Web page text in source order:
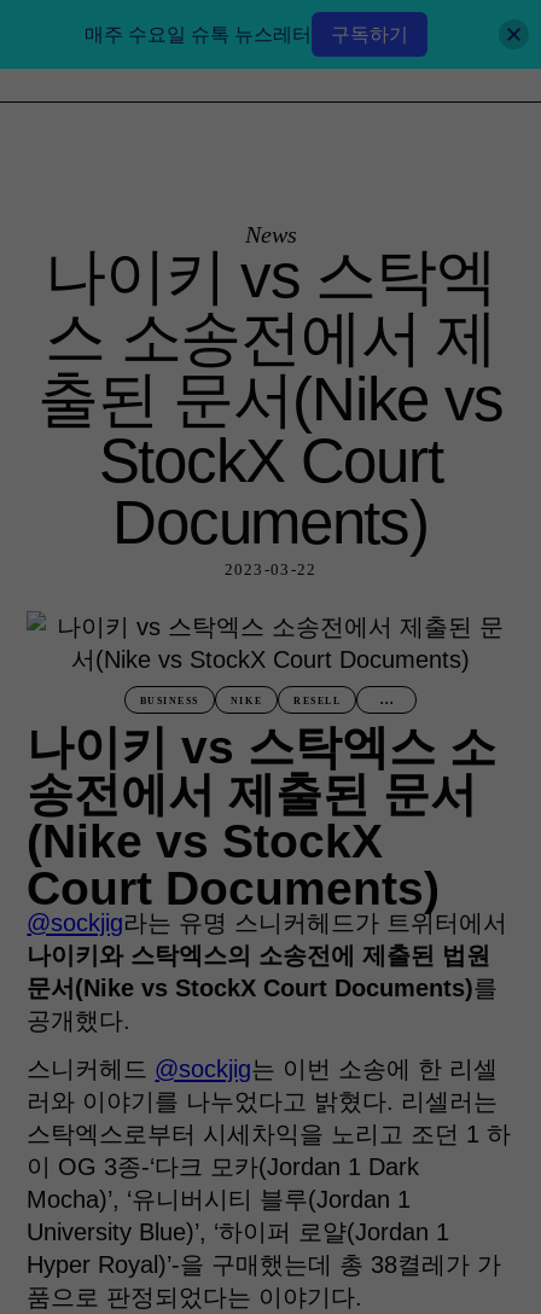
News
나이키 vs 스탁엑
스 소송전에서 제
출된 문서(Nike vs
StockX Court
Documents)
2023-03-22
BUSINESS NIKE RESELL ...
나이키 vs 스탁엑스 소
송전에서 제출된 문서
(Nike vs StockX
Court Documents)
@sockjig라는 유명 스니커헤드가 트위터에서
나이키와 스탁엑스의 소송전에 제출된 법원
문서(Nike vs StockX Court Documents)를
공개했다.
스니커헤드 @sockjig는 이번 소송에 한 리셀
러와 이야기를 나누었다고 밝혔다. 리셀러는
스탁엑스로부터 시세차익을 노리고 조던 1 하
이 OG 3종-‘다크 모카(Jordan 1 Dark
Mocha)’, ‘유니버시티 블루(Jordan 1
University Blue)’, ‘하이퍼 로얄(Jordan 1
Hyper Royal)’-을 구매했는데 총 38켤레가 가
품으로 판정되었다는 이야기다.
매주 수요일 슈톡 뉴스레터 구독하기